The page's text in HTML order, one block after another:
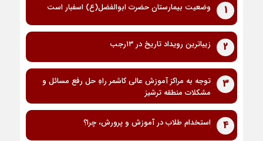
1 وضعیت بیمارستان حضرت ابوالفضل(ع) اسفبار است
2 زیباترین رویداد تاریخ در ۱۳رجب
3
توجه به مراکز آموزش عالی کاشمر راهِ حل رفع مسائل و
مشکلات منطقه ترشیز
4 استخدام طلاب در آموزش و پرورش، چرا؟